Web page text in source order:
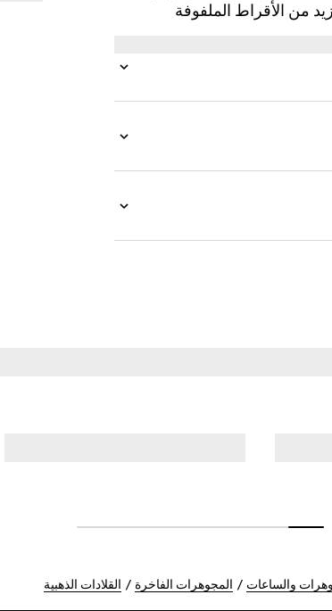
من الأقراط الملفوفة
والساعات المجوهرات الفاخرة القلادات الذهبية